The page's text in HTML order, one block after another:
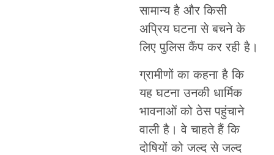
सामान्य है और किसी
अप्रिय घटना से बचने के
लिए पुलिस कैंप कर रही है।
ग्रामीणों का कहना है कि
यह घटना उनकी धार्मिक
भावनाओं को ठेस पहुंचाने
वाली है। वे चाहते हैं कि
दोषियों को जल्द से जल्द